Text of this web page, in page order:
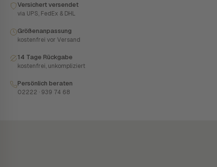
Versichert versendet
via UPS, FedEx & DHL
Größenanpassung
kostenfrei vor Versand
14 Tage Rückgabe
kostenfrei, unkompliziert
Persönlich beraten
02222 · 939 74 68